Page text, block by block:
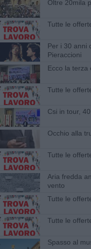
Oltre 20mila
​Tutte le
Per i 30 anni
Pieraccioni
​Ecco la terza
​Tutte le
Csi in tour,
Occhio alla
​Tutte le
Aria fredda
vento
​Tutte le
​Tutte le
​Spasso al